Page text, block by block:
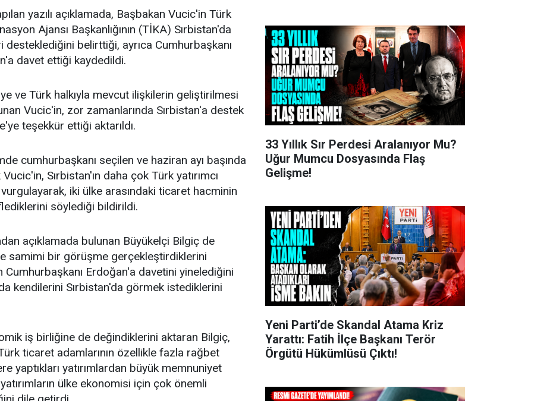
yazılı açıklamada, Başbakan Vucic'in Türk
Ajansı Başkanlığının (TİKA) Sırbistan'da
belirttiği, ayrıca Cumhurbaşkanı
davet ettiği kaydedildi.
ve Türk halkıyla mevcut ilişkilerin geliştirilmesi
Vucic'in, zor zamanlarında Sırbistan'a destek
teşekkür ettiği aktarıldı.
cumhurbaşkanı seçilen ve haziran ayı başında
Sırbistan'ın daha çok Türk yatırımcı
iki ülke arasındaki ticaret hacminin
söylediği bildirildi.
açıklamada bulunan Büyükelçi Bilgiç de
samimi bir görüşme gerçekleştirdiklerini
Cumhurbaşkanı Erdoğan'a davetini yinelediğini
kendilerini Sırbistan'da görmek istediklerini
iş birliğine de değindiklerini aktaran Bilgiç,
ticaret adamlarının özellikle fazla rağbet
yaptıkları yatırımlardan büyük memnuniyet
ülke ekonomisi için çok önemli
33 Yıllık Sır Perdesi Aralanıyor Mu?
Uğur Mumcu Dosyasında Flaş
Gelişme!
Yeni Parti’de Skandal Atama Kriz
Yarattı: Fatih İlçe Başkanı Terör
Örgütü Hükümlüsü Çıktı!